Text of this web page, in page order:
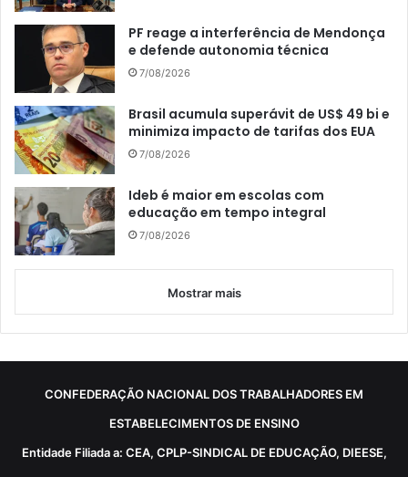
PF reage a interferência de Mendonça
e defende autonomia técnica
7/08/2026
Brasil acumula superávit de US$ 49 bi e
minimiza impacto de tarifas dos EUA
7/08/2026
Ideb é maior em escolas com
educação em tempo integral
7/08/2026
Mostrar mais
CONFEDERAÇÃO NACIONAL DOS TRABALHADORES EM
ESTABELECIMENTOS DE ENSINO
Entidade Filiada a: CEA, CPLP-SINDICAL DE EDUCAÇÃO, DIEESE,